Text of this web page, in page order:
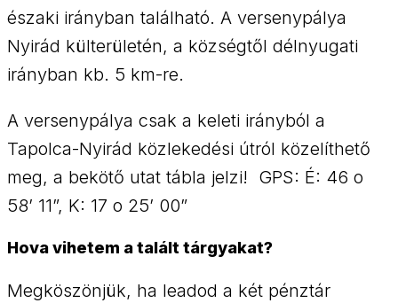
északi irányban található. A versenypálya
Nyirád külterületén, a községtől délnyugati
irányban kb. 5 km-re.
A versenypálya csak a keleti irányból a
Tapolca-Nyirád közlekedési útról közelíthető
meg, a bekötő utat tábla jelzi! GPS: É: 46 o
58’ 11”, K: 17 o 25’ 00”
Hova vihetem a talált tárgyakat?
Megköszönjük, ha leadod a két pénztár